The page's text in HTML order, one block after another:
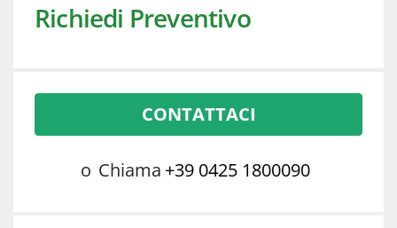
Richiedi Preventivo
CONTATTACI
o Chiama +39 0425 1800090